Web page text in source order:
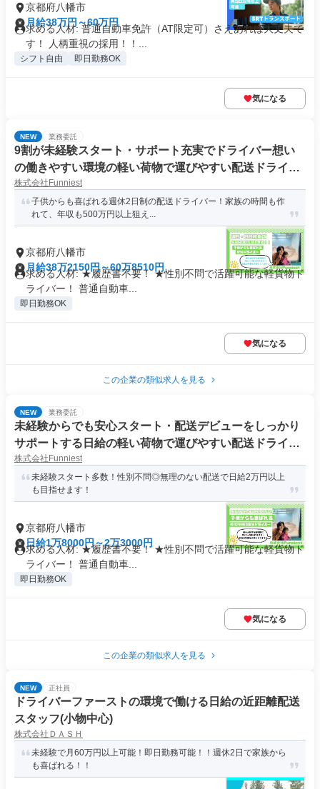
京都府八幡市
月給38万円～60万円
求める人材: 普通自動車免許（AT限定可）さえあれば大丈夫で
す！ 人柄重視の採用！！...
シフト自由 即日勤務OK
気になる
NEW 業務委託
9割が未経験スタート・サポート充実でドライバー想い
の働きやすい環境の軽い荷物で運びやすい配送ドライバ
ー
株式会社Funniest
子供からも喜ばれる週休2日制の配送ドライバー！家族の時間も作
れて、年収も500万円以上狙え...
京都府八幡市
月給38万2150円～60万8510円
求める人材: ★履歴書不要！ ★性別不問で活躍可能な軽貨物ド
ライバー！ 普通自動車...
即日勤務OK
気になる
この企業の類似求人を見る
NEW 業務委託
未経験からでも安心スタート・配送デビューをしっかり
サポートする日給の軽い荷物で運びやすい配送ドライバ
ー
株式会社Funniest
未経験スタート多数！性別不問◎無理のない配送で日給2万円以上
も目指せます！
京都府八幡市
日給1万8000円～2万3000円
求める人材: ★履歴書不要！ ★性別不問で活躍可能な軽貨物ド
ライバー！ 普通自動車...
即日勤務OK
気になる
この企業の類似求人を見る
NEW 正社員
ドライバーファーストの環境で働ける日給の近距離配送
スタッフ(小物中心)
株式会社ＤＡＳＨ
未経験で月60万円以上可能！即日勤務可能！！週休2日で家族から
も喜ばれる！！